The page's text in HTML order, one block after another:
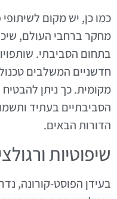
כמו כן, יש מקום
מחקר ברחבי העולם,
בתחום הסביבתי.
חדשניים המשלבים
מקומית. כך ניתן
הסביבתיים בעתיד
הדורות הבאים.
שיפוטיות
בעידן הפוסט-קורונה,